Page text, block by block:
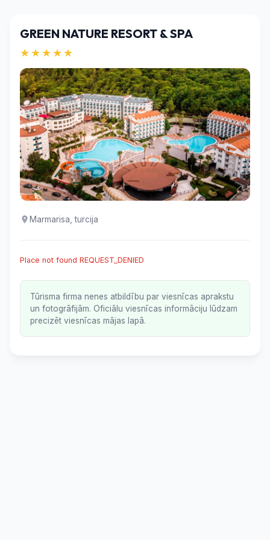
GREEN NATURE RESORT & SPA
★★★★★
Marmarisa, turcija
Place not found REQUEST_DENIED
Tūrisma firma nenes atbildību par viesnīcas aprakstu
un fotogrāfijām. Oficiālu viesnīcas informāciju lūdzam
precizēt viesnīcas mājas lapā.